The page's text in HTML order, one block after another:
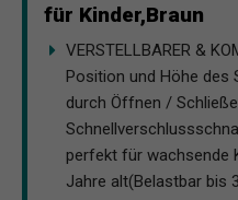
für Kinder,Braun
VERSTELLBARER &
Position und Höhe des
durch Öffnen /
perfekt für wachsende
Jahre alt(Belastbar bis